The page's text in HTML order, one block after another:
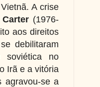
A crise
(1976-
aos direitos
debilitaram
soviética no
Irã e a vitória
agravou-se a